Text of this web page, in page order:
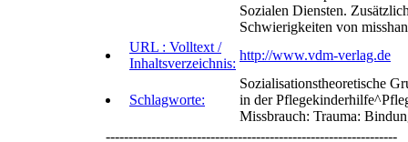
Sozialen Diensten.
Schwierigkeiten von
URL : Volltext /
Inhaltsverzeichnis:
http://www.vdm-verlag.de
Schlagworte:
Sozialisationstheoretische
in der
Missbrauch: Trauma:
----------------------------------------------------------------